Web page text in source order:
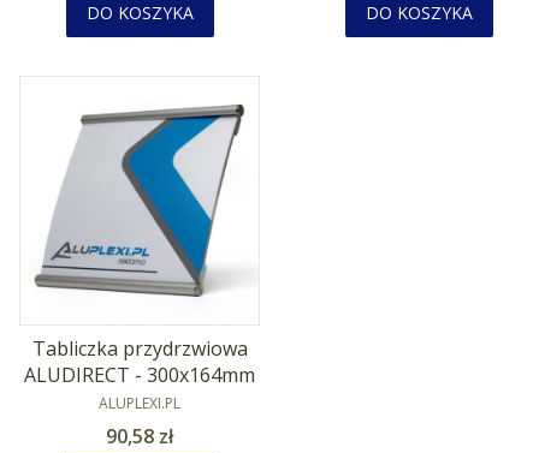
DO KOSZYKA DO KOSZYKA
Tabliczka przydrzwiowa
ALUDIRECT - 300x164mm
PRODUCENT
ALUPLEXI.PL
Cena
90,58 zł